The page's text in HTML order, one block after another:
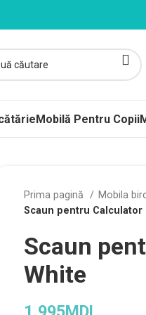
Mobilă Pentru Copii
Prima pagină
Mobila
Scaun pentru Calculator
Scaun
White